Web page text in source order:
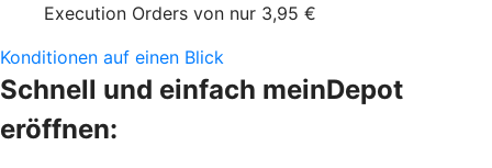
Execution Orders von nur 3,95 €
Konditionen auf einen Blick
Schnell und einfach meinDepot
eröffnen: